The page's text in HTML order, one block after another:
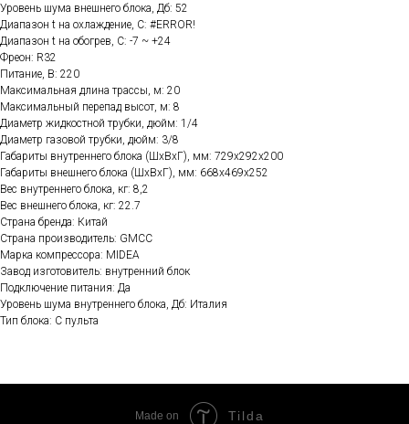
Уровень шума внешнего блока, Дб: 52
Диапазон t на охлаждение, C: #ERROR!
Диапазон t на обогрев, C: -7 ~ +24
Фреон: R32
Питание, В: 220
Максимальная длина трассы, м: 20
Максимальный перепад высот, м: 8
Диаметр жидкостной трубки, дюйм: 1/4
Диаметр газовой трубки, дюйм: 3/8
Габариты внутреннего блока (ШхВхГ), мм: 729x292x200
Габариты внешнего блока (ШхВхГ), мм: 668x469x252
Вес внутреннего блока, кг: 8,2
Вес внешнего блока, кг: 22.7
Страна бренда: Китай
Страна производитель: GMCC
Марка компрессора: MIDEA
Завод изготовитель: внутренний блок
Подключение питания: Да
Уровень шума внутреннего блока, Дб: Италия
Тип блока: С пульта
Made on Tilda